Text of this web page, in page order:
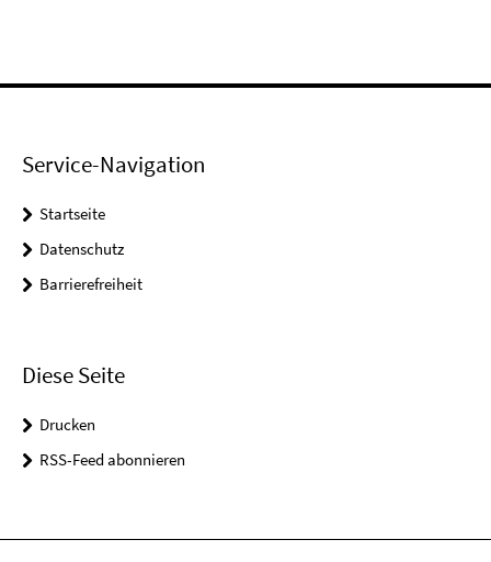
Service-Navigation
Startseite
Datenschutz
Barrierefreiheit
Diese Seite
Drucken
RSS-Feed abonnieren